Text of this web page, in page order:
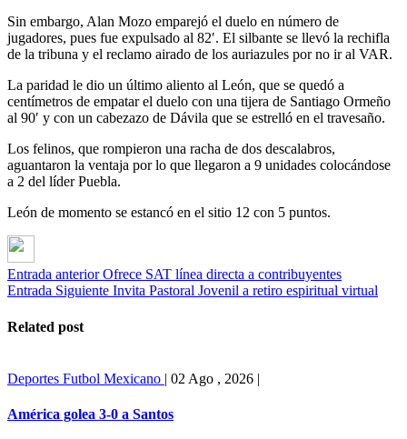
Sin embargo, Alan Mozo emparejó el duelo en número de
jugadores, pues fue expulsado al 82′. El silbante se llevó la rechifla
de la tribuna y el reclamo airado de los auriazules por no ir al VAR.
La paridad le dio un último aliento al León, que se quedó a
centímetros de empatar el duelo con una tijera de Santiago Ormeño
al 90′ y con un cabezazo de Dávila que se estrelló en el travesaño.
Los felinos, que rompieron una racha de dos descalabros,
aguantaron la ventaja por lo que llegaron a 9 unidades colocándose
a 2 del líder Puebla.
León de momento se estancó en el sitio 12 con 5 puntos.
Entrada anterior Ofrece SAT línea directa a contribuyentes
Entrada Siguiente Invita Pastoral Jovenil a retiro espiritual virtual
Related post
Deportes Futbol Mexicano | 02 Ago , 2026 |
América golea 3-0 a Santos